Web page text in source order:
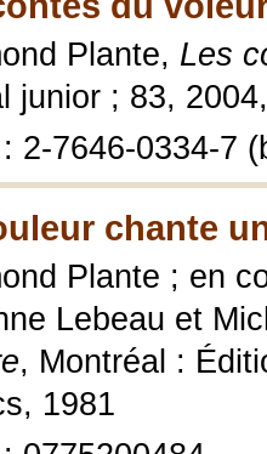
Plante, Les
junior ; 83,
2-7646-0334-7
chante
Plante ; en
Lebeau et
, Montréal :
1981